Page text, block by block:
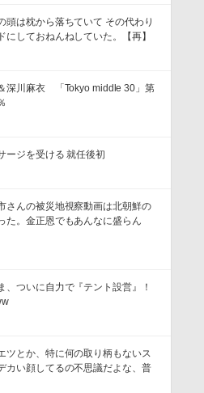
頭は枕から落ちていて その代わり
にしておねんねしていた。【再】
深川麻衣 「Tokyo middle 30」第
ージを受ける 就任後初
さんの被災地視察動画は北朝鮮の
た。金正恩でもあんなに盛らん
、ついに自力で『テント設営』！
ツとか、特に何の取り柄もないス
カい顔してるの不思議だよな、普